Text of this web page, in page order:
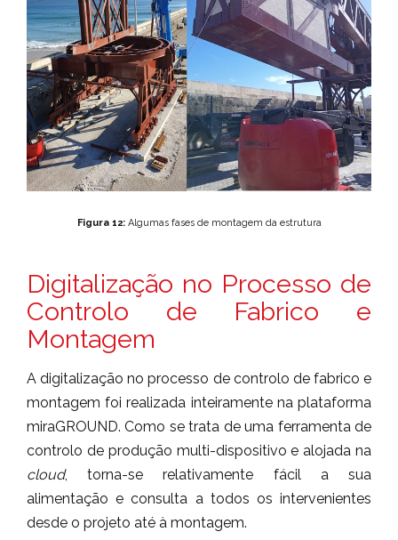
Figura 12:Algumas fases de montagem da estrutura
Digitalização no Processo de
Controlo de Fabrico e
Montagem
A digitalização no processo de controlo de fabrico e
montagem foi realizada inteiramente na plataforma
miraGROUND. Como se trata de uma ferramenta de
controlo de produção multi-dispositivo e alojada na
cloud, torna-se relativamente fácil a sua
alimentação e consulta a todos os intervenientes
desde o projeto até à montagem.